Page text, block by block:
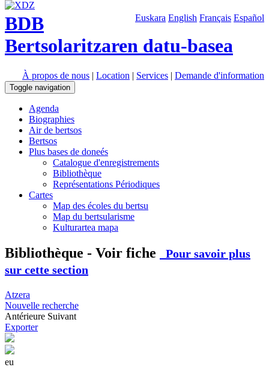
Euskara English Français Español
BDB
Bertsolaritzaren datu-basea
À propos de nous | Location | Services | Demande d'information
Toggle navigation
Agenda
Biographies
Air de bertsos
Bertsos
Plus bases de doneés
Catalogue d'enregistrements
Bibliothèque
Représentations Périodiques
Cartes
Map des écoles du bertsu
Map du bertsularisme
Kulturartea mapa
Bibliothèque - Voir fiche
Pour savoir plus
sur cette section
Atzera
Nouvelle recherche
Antérieure Suivant
Exporter
eu